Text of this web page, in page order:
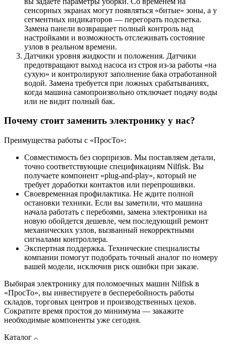
сенсорных экранах могут появляться «битые» зоны, а у
сегментных индикаторов — перегорать подсветка.
Замена панели возвращает полный контроль над
настройками и возможность отслеживать состояние
узлов в реальном времени.
Датчики уровня жидкости и положения. Датчики
предотвращают выход насоса из строя из-за работы «на
сухую» и контролируют заполнение бака отработанной
водой. Замена требуется при ложных срабатываниях,
когда машина самопроизвольно отключает подачу воды
или не видит полный бак.
Почему стоит заменить электронику у нас?
Преимущества работы с «ПросТо»:
Совместимость без сюрпризов. Мы поставляем детали,
точно соответствующие спецификациям Nilfisk. Вы
получаете компонент «plug-and-play», который не
требует доработки контактов или перепрошивки.
Своевременная профилактика. Не ждите полной
остановки техники. Если вы заметили, что машина
начала работать с перебоями, замена электроники на
новую обойдется дешевле, чем последующий ремонт
механических узлов, вызванный некорректными
сигналами контроллера.
Экспертная поддержка. Технические специалисты
компании помогут подобрать точный аналог по номеру
вашей модели, исключив риск ошибки при заказе.
Выбирая электронику для поломоечных машин Nilfisk в
«ПросТо», вы инвестируете в бесперебойность работы
складов, торговых центров и производственных цехов.
Сократите время простоя до минимума — закажите
необходимые компоненты уже сегодня.
Каталог